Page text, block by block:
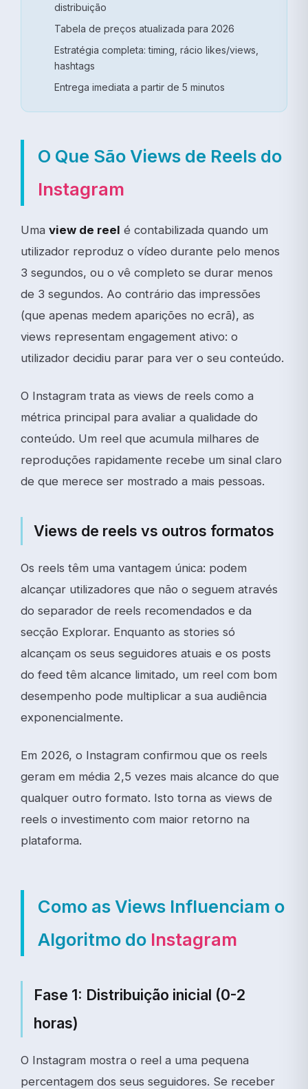
distribuição
Tabela de preços atualizada para 2026
Estratégia completa: timing, rácio likes/views,
hashtags
Entrega imediata a partir de 5 minutos
O Que São Views de Reels do
Instagram
Uma view de reel é contabilizada quando um
utilizador reproduz o vídeo durante pelo menos
3 segundos, ou o vê completo se durar menos
de 3 segundos. Ao contrário das impressões
(que apenas medem aparições no ecrã), as
views representam engagement ativo: o
utilizador decidiu parar para ver o seu conteúdo.
O Instagram trata as views de reels como a
métrica principal para avaliar a qualidade do
conteúdo. Um reel que acumula milhares de
reproduções rapidamente recebe um sinal claro
de que merece ser mostrado a mais pessoas.
Views de reels vs outros formatos
Os reels têm uma vantagem única: podem
alcançar utilizadores que não o seguem através
do separador de reels recomendados e da
secção Explorar. Enquanto as stories só
alcançam os seus seguidores atuais e os posts
do feed têm alcance limitado, um reel com bom
desempenho pode multiplicar a sua audiência
exponencialmente.
Em 2026, o Instagram confirmou que os reels
geram em média 2,5 vezes mais alcance do que
qualquer outro formato. Isto torna as views de
reels o investimento com maior retorno na
plataforma.
Como as Views Influenciam o
Algoritmo do Instagram
Fase 1: Distribuição inicial (0-2
horas)
O Instagram mostra o reel a uma pequena
percentagem dos seus seguidores. Se receber